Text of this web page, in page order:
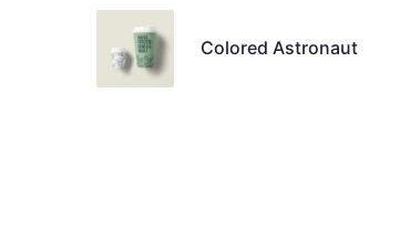
Colored Astronaut